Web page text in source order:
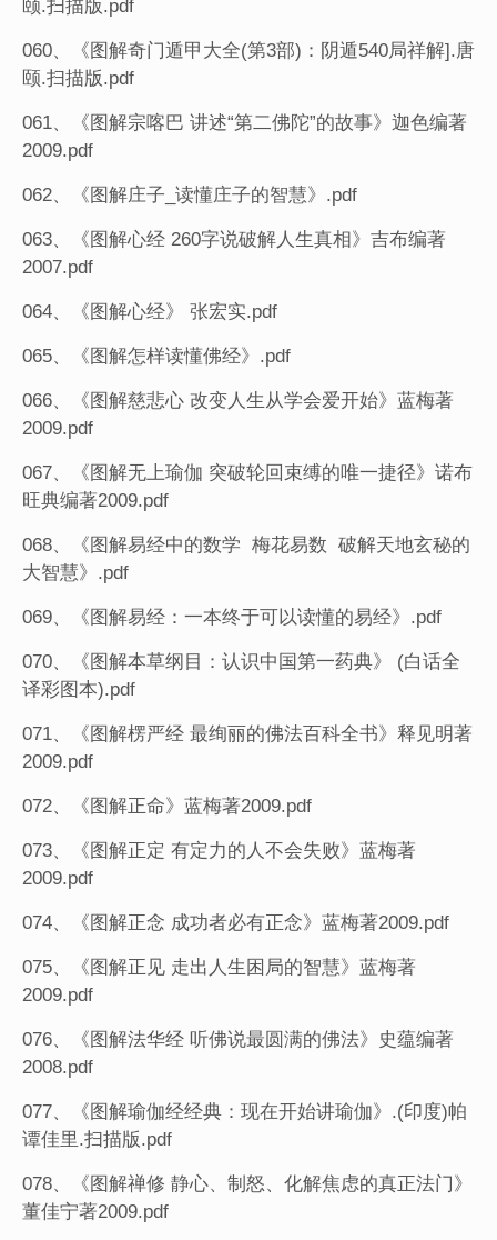
颐.扫描版.pdf
060、《图解奇门遁甲大全(第3部)：阴遁540局祥解].唐
颐.扫描版.pdf
061、《图解宗喀巴 讲述“第二佛陀”的故事》迦色编著
2009.pdf
062、《图解庄子_读懂庄子的智慧》.pdf
063、《图解心经 260字说破解人生真相》吉布编著
2007.pdf
064、《图解心经》 张宏实.pdf
065、《图解怎样读懂佛经》.pdf
066、《图解慈悲心 改变人生从学会爱开始》蓝梅著
2009.pdf
067、《图解无上瑜伽 突破轮回束缚的唯一捷径》诺布
旺典编著2009.pdf
068、《图解易经中的数学 梅花易数 破解天地玄秘的
大智慧》.pdf
069、《图解易经：一本终于可以读懂的易经》.pdf
070、《图解本草纲目：认识中国第一药典》 (白话全
译彩图本).pdf
071、《图解楞严经 最绚丽的佛法百科全书》释见明著
2009.pdf
072、《图解正命》蓝梅著2009.pdf
073、《图解正定 有定力的人不会失败》蓝梅著
2009.pdf
074、《图解正念 成功者必有正念》蓝梅著2009.pdf
075、《图解正见 走出人生困局的智慧》蓝梅著
2009.pdf
076、《图解法华经 听佛说最圆满的佛法》史蕴编著
2008.pdf
077、《图解瑜伽经经典：现在开始讲瑜伽》.(印度)帕
谭佳里.扫描版.pdf
078、《图解禅修 静心、制怒、化解焦虑的真正法门》
董佳宁著2009.pdf